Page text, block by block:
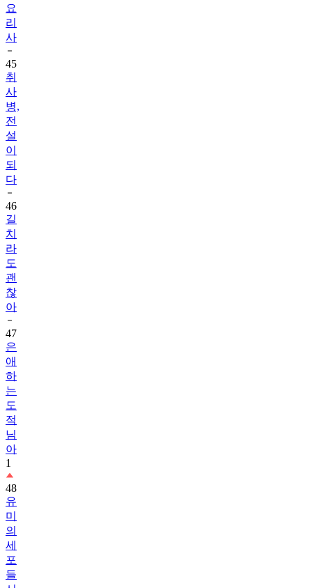
요
리
사
45
취
사
병,
전
설
이
되
다
46
길
치
라
도
괜
찮
아
47
은
애
하
는
도
적
님
아
1
48
유
미
의
세
포
들